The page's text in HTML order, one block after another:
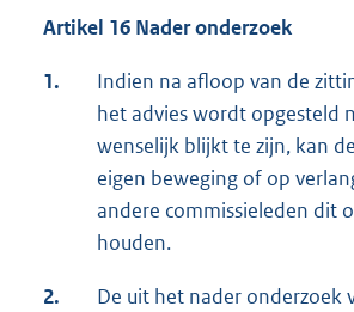
Artikel 16 Nader onderzoek
1.
Indien na afloop van de
het advies wordt opgesteld
wenselijk blijkt te zijn, kan
eigen beweging of op
andere commissieleden dit
houden.
2.
De uit het nader onderzoek